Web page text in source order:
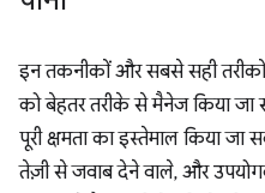
इन तकनीकों और सबसे सही
को बेहतर तरीके से मैनेज किया
पूरी क्षमता का इस्तेमाल किया जा
तेज़ी से जवाब देने वाले, और